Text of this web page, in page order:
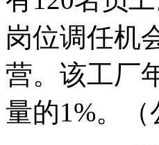
岗位调任机
营。该工厂
量的1%。（